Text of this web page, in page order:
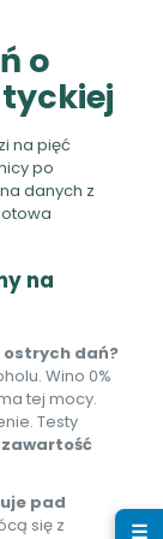
o
na pięć
po
danych z
na
ostrych dań?
Wino 0%
tej mocy.
Testy
pad
się z
☰